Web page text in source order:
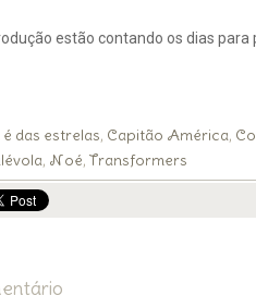
estão contando os dias para
das estrelas, Capitão América,
, Noé, Transformers